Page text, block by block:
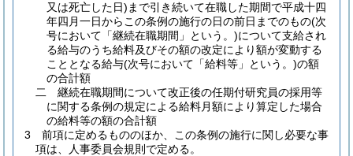
又は死亡した日) まで引き続いて在職した期間で平成十四
年四月一日からこの条例の施行の日の前日までのもの(次
号において「継続在職期間」という。)について支給され
る給与のうち給料及びその額の改定により額が変動する
こととなる給与(次号において「給料等」という。)の額
の合計額
二
継続在職期間について改正後の任期付研究員の採用等
に関する条例の規定による給料月額により算定した場合
の給料等の額の合計額
3
前項に定めるもののほか、この条例の施行に関し必要な事
項は、人事委員会規則で定める。